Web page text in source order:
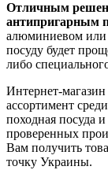
Отличным
антипригарным
алюминиевом или
посуду будет
либо
Интернет-
ассортимент
походная посуда
проверенных
Вам получить
точку Украины.